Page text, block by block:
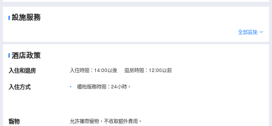
設施服務
全部設施
酒店政策
入住和退房 入住時間：14:00以後 退房時間：12:00以前
入住方式 櫃枱服務時間：24小時。
寵物 允許攜帶寵物，不收取額外費用。